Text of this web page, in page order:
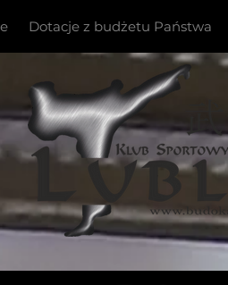
Dotacje z budżetu Państwa